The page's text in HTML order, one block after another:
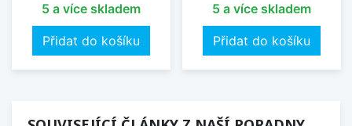
5 a více skladem
Přidat do košíku
5 a více skladem
Přidat do košíku